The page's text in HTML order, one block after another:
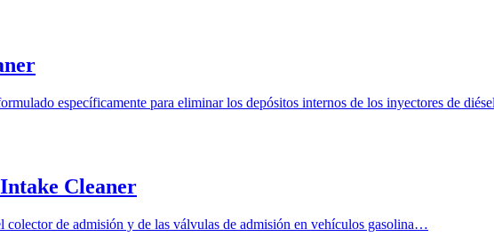
específicamente para eliminar los depósitos internos de los inyectores de
Cleaner
de admisión y de las válvulas de admisión en vehículos gasolina…